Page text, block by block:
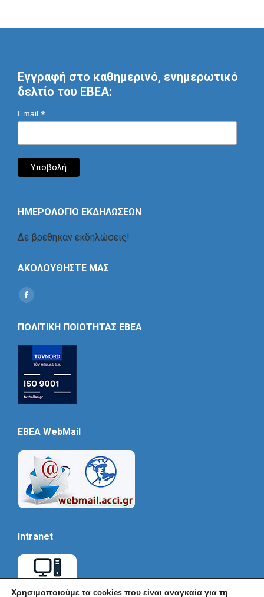
Εγγραφή στο καθημερινό, ενημερωτικό
δελτίο του ΕΒΕΑ:
Email *
ΗΜΕΡΟΛΟΓΙΟ ΕΚΔΗΛΩΣΕΩΝ
Δε βρέθηκαν εκδηλώσεις!
ΑΚΟΛΟΥΘΗΣΤΕ ΜΑΣ
Find us on:
Social
ΠΟΛΙΤΙΚΗ ΠΟΙΟΤΗΤΑΣ ΕΒΕΑ
EBEA WebMail
Intranet
Χρησιμοποιούμε τα cookies που είναι αναγκαία για τη